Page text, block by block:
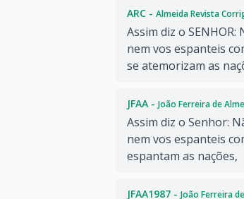
ARC - Almeida Revista
Assim diz o
nem vos espanteis
se atemorizam as
JFAA - João Ferreira de
Assim diz o Senhor:
nem vos espanteis
espantam as nações,
JFAA1987 - João Ferreira